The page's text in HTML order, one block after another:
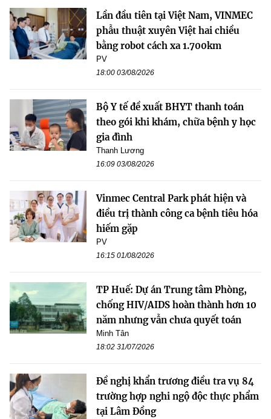
Lần đầu tiên tại Việt Nam, VINMEC
phẫu thuật xuyên Việt hai chiều
bằng robot cách xa 1.700km
PV
18:00 03/08/2026
Bộ Y tế đề xuất BHYT thanh toán
theo gói khi khám, chữa bệnh y học
gia đình
Thanh Lương
16:09 03/08/2026
Vinmec Central Park phát hiện và
điều trị thành công ca bệnh tiêu hóa
hiếm gặp
PV
16:15 01/08/2026
TP Huế: Dự án Trung tâm Phòng,
chống HIV/AIDS hoàn thành hơn 10
năm nhưng vẫn chưa quyết toán
Minh Tân
18:02 31/07/2026
Đề nghị khẩn trương điều tra vụ 84
trường hợp nghi ngộ độc thực phẩm
tại Lâm Đồng